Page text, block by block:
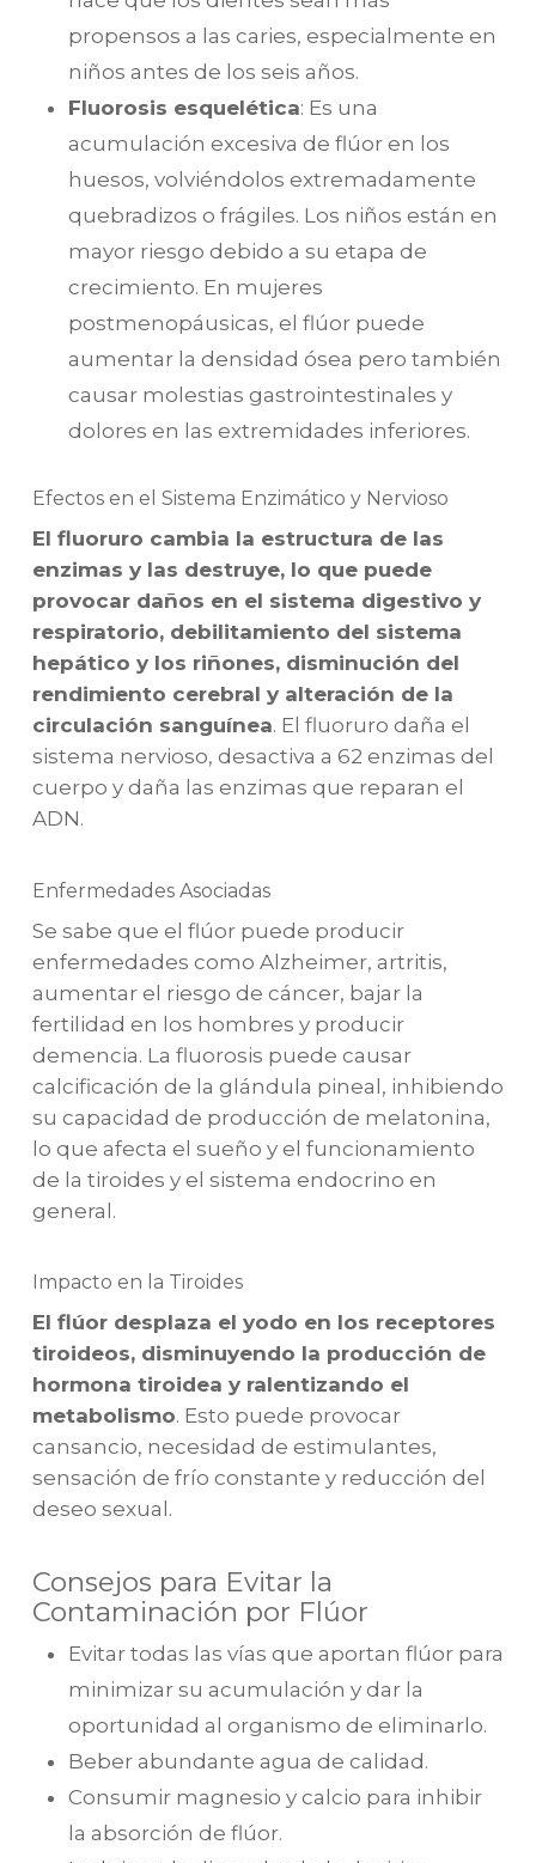
propensos a las caries, especialmente en
niños antes de los seis años.
Fluorosis esquelética: Es una
acumulación excesiva de flúor en los
huesos, volviéndolos extremadamente
quebradizos o frágiles. Los niños están en
mayor riesgo debido a su etapa de
crecimiento. En mujeres
postmenopáusicas, el flúor puede
aumentar la densidad ósea pero también
causar molestias gastrointestinales y
dolores en las extremidades inferiores.
Efectos en el Sistema Enzimático y Nervioso
El fluoruro cambia la estructura de las
enzimas y las destruye, lo que puede
provocar daños en el sistema digestivo y
respiratorio, debilitamiento del sistema
hepático y los riñones, disminución del
rendimiento cerebral y alteración de la
circulación sanguínea. El fluoruro daña el
sistema nervioso, desactiva a 62 enzimas del
cuerpo y daña las enzimas que reparan el
ADN.
Enfermedades Asociadas
Se sabe que el flúor puede producir
enfermedades como Alzheimer, artritis,
aumentar el riesgo de cáncer, bajar la
fertilidad en los hombres y producir
demencia. La fluorosis puede causar
calcificación de la glándula pineal, inhibiendo
su capacidad de producción de melatonina,
lo que afecta el sueño y el funcionamiento
de la tiroides y el sistema endocrino en
general.
Impacto en la Tiroides
El flúor desplaza el yodo en los receptores
tiroideos, disminuyendo la producción de
hormona tiroidea y ralentizando el
metabolismo. Esto puede provocar
cansancio, necesidad de estimulantes,
sensación de frío constante y reducción del
deseo sexual.
Consejos para Evitar la
Contaminación por Flúor
Evitar todas las vías que aportan flúor para
minimizar su acumulación y dar la
oportunidad al organismo de eliminarlo.
Beber abundante agua de calidad.
Consumir magnesio y calcio para inhibir
la absorción de flúor.